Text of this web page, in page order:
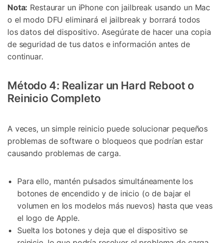
Nota: Restaurar un iPhone con jailbreak usando un Mac
o el modo DFU eliminará el jailbreak y borrará todos
los datos del dispositivo. Asegúrate de hacer una copia
de seguridad de tus datos e información antes de
continuar.
Método 4: Realizar un Hard Reboot o
Reinicio Completo
A veces, un simple reinicio puede solucionar pequeños
problemas de software o bloqueos que podrían estar
causando problemas de carga.
Para ello, mantén pulsados simultáneamente los
botones de encendido y de inicio (o de bajar el
volumen en los modelos más nuevos) hasta que veas
el logo de Apple.
Suelta los botones y deja que el dispositivo se